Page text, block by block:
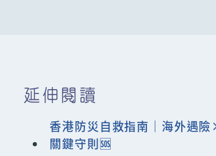
延伸閱讀
香港防災自救指南｜海外遇
關鍵守則🆘